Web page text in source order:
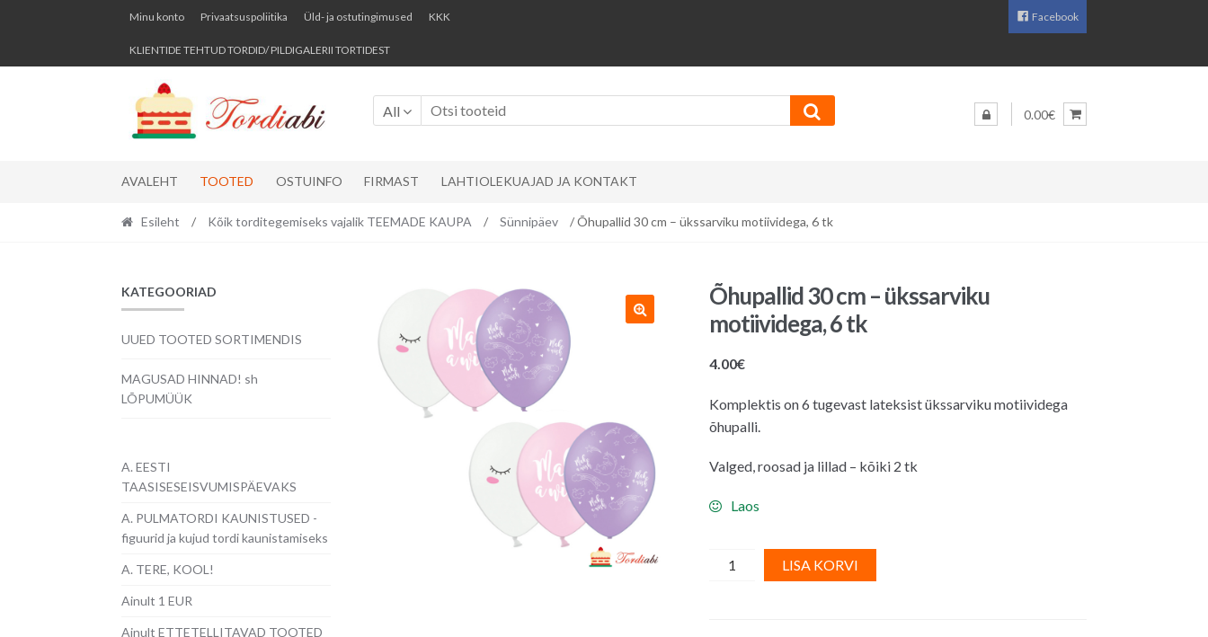
Skip
navigation
Skip
content
Minu konto Privaatsuspoliitika Üld- ja ostutingimused KKK
KLIENTIDE TEHTUD TORDID/ PILDIGALERII TORTIDEST
Facebook
All 0.00€
AVALEHT TOOTED OSTUINFO FIRMAST LAHTIOLEKUAJAD JA KONTAKT
Esileht / Kõik torditegemiseks vajalik TEEMADE KAUPA / Sünnipäev / Õhupallid 30 cm – ükssarviku motiividega, 6 tk
Õhupallid 30 cm – ükssarviku
motiividega, 6 tk
4.00€
Komplektis on 6 tugevast lateksist ükssarviku motiividega
õhupalli.
Valged, roosad ja lillad – kõiki 2 tk
Laos
Õhupallid
LISA KORVI
l
KATEGOORIAD
UUED TOOTED SORTIMENDIS
MAGUSAD HINNAD! sh
LÕPUMÜÜK
A. EESTI
TAASISESEISVUMISPÄEVAKS
A. PULMATORDI KAUNISTUSED -
figuurid ja kujud tordi kaunistamiseks
A. TERE, KOOL!
Ainult 1 EUR
Ainult ETTETELLITAVAD TOOTED